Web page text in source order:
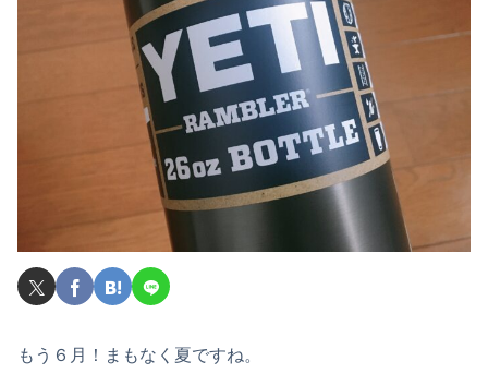
もう６月！まもなく夏ですね。